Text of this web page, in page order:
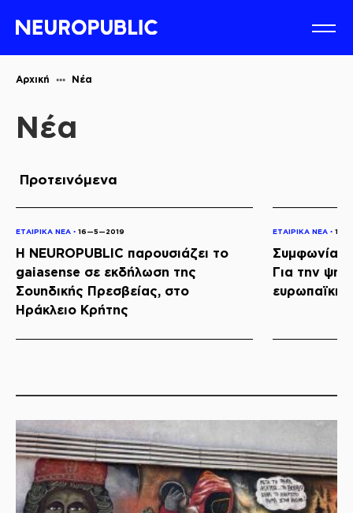
Αρχική Νέα
Νέα
Προτεινόμενα
ΕΤΑΙΡΙΚΑ ΝΕΑ ◦ 16—5—2019
Η NEUROPUBLIC παρουσιάζει το
gaiasense σε εκδήλωση της
Σουηδικής Πρεσβείας, στο
Ηράκλειο Κρήτης
ΕΤΑΙΡΙΚΑ ΝΕΑ ◦
Συμφωνία
Για την